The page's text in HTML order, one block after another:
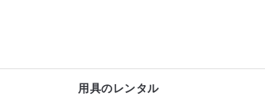
用具のレンタル